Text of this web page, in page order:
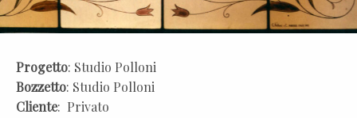
Progetto: Studio Polloni
Bozzetto: Studio Polloni
Cliente: Privato